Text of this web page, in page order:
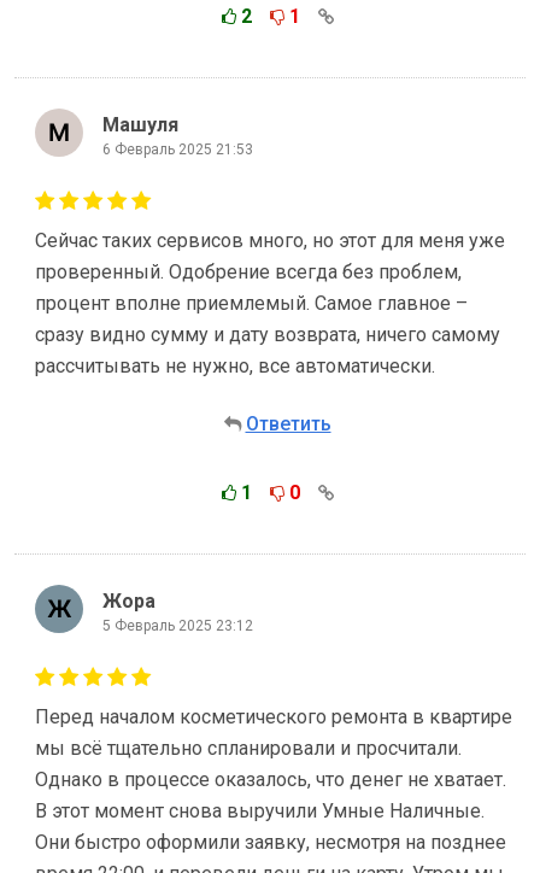
2 1
Машуля
6 Февраль 2025 21:53
Сейчас таких сервисов много, но этот для меня уже
проверенный. Одобрение всегда без проблем,
процент вполне приемлемый. Самое главное –
сразу видно сумму и дату возврата, ничего самому
рассчитывать не нужно, все автоматически.
Ответить
1 0
Жора
5 Февраль 2025 23:12
Перед началом косметического ремонта в квартире
мы всё тщательно спланировали и просчитали.
Однако в процессе оказалось, что денег не хватает.
В этот момент снова выручили Умные Наличные.
Они быстро оформили заявку, несмотря на позднее